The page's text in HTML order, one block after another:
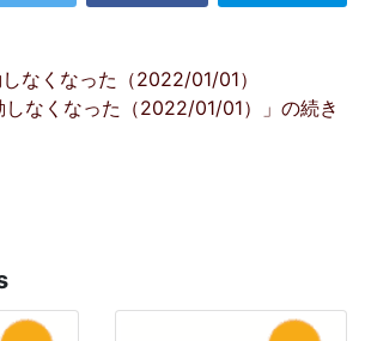
ゲーション
なくなった（2022/01/01）
しなくなった（2022/01/01）」の続き